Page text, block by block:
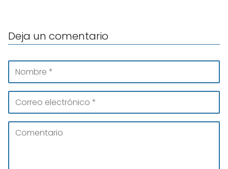
Deja un comentario